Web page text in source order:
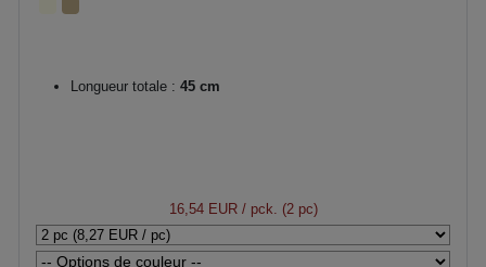
Longueur totale : 45 cm
16,54 EUR/ pck. (2 pc)